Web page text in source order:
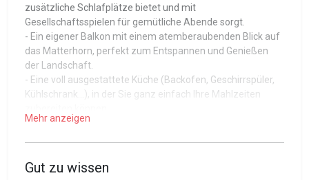
zusätzliche Schlafplätze bietet und mit
Gesellschaftsspielen für gemütliche Abende sorgt.
- Ein eigener Balkon mit einem atemberaubenden Blick auf
das Matterhorn, perfekt zum Entspannen und Genießen
der Landschaft.
- Eine voll ausgestattete Küche (Backofen, Geschirrspüler,
Kühlschrank...), in der Sie ganz einfach Ihre Mahlzeiten
Ein ideales pied-à-terre, um den Charme von Zermatt in
Guest access
Mehr anzeigen
Gut zu wissen